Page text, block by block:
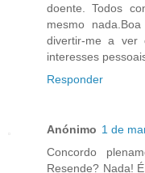
doente. Todos
mesmo
divertir-me a ver
interesses
Responder
Anónimo 1 de
Concordo
Resende? Nada!